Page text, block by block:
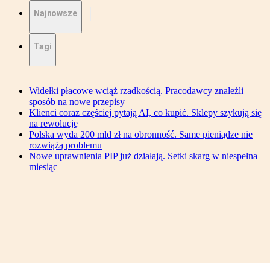
Najnowsze
Tagi
Widełki płacowe wciąż rzadkością. Pracodawcy znaleźli
sposób na nowe przepisy
Klienci coraz częściej pytają AI, co kupić. Sklepy szykują się
na rewolucję
Polska wyda 200 mld zł na obronność. Same pieniądze nie
rozwiążą problemu
Nowe uprawnienia PIP już działają. Setki skarg w niespełna
miesiąc